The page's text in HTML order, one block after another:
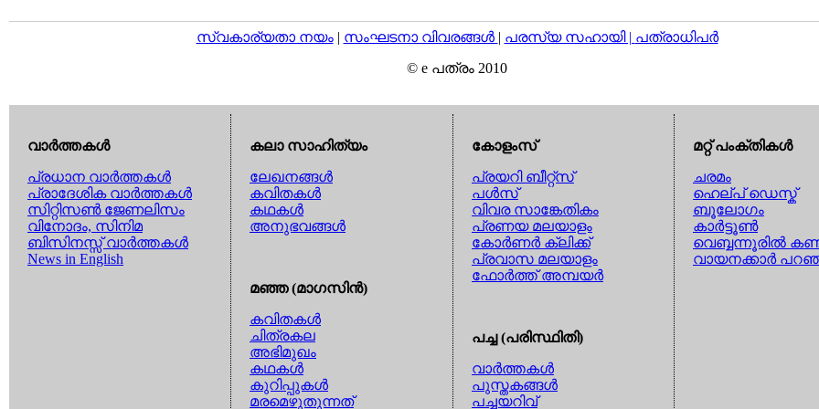
സ്വകാര്യതാ നയം| സംഘടനാ വിവരങ്ങള്‍ | പരസ്യ സഹായി | പത്രാധിപര്‍
© e പത്രം 2010
വാര്‍ത്തകള്‍
പ്രധാന വാര്‍ത്തകള്‍
പ്രാദേശിക വാര്‍ത്തകള്‍
സിറ്റിസണ്‍ ജേണലിസം
വിനോദം, സിനിമ
ബിസിനസ്സ് വാര്‍ത്തകള്‍
News in English
കലാ സാഹിത്യം
ലേഖനങ്ങള്‍
കവിതകള്‍
കഥകള്‍
അനുഭവങ്ങള്‍
മഞ്ഞ (മാഗസിന്‍)
കവിതകള്‍
ചിത്രകല
അഭിമുഖം
കഥകള്‍
കുറിപ്പുകള്‍
മരമെഴുതുന്നത്
കോളംസ്
പ്രയറി ബീറ്റ്സ്
പള്‍സ്
വിവര സാങ്കേതികം
പ്രണയ മലയാളം
കോര്‍ണര്‍ ക്ലിക്ക്
പ്രവാസ മലയാളം
ഫോര്‍ത്ത് അമ്പയര്‍
പച്ച (പരിസ്ഥിതി)
വാര്‍ത്തകള്‍
പുസ്തകങ്ങള്‍
പച്ചയറിവ്
മറ്റ് പംക്തികള്‍
ചരമം
ഹെല്പ് ഡെസ്ക്
ബൂലോഗം
കാര്‍ട്ടൂണ്‍
വെബ്ബന്നൂരില്‍
വായനക്കാര്‍